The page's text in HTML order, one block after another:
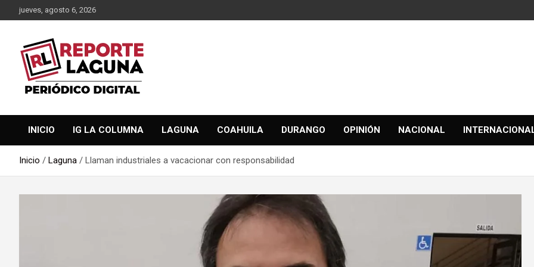
Saltar
al
jueves, agosto 6, 2026
Reporte Laguna
INICIO IG LA COLUMNA LAGUNA COAHUILA DURANGO OPINIÓN NACIONAL
Inicio Laguna Llaman industriales a vacacionar con responsabilidad